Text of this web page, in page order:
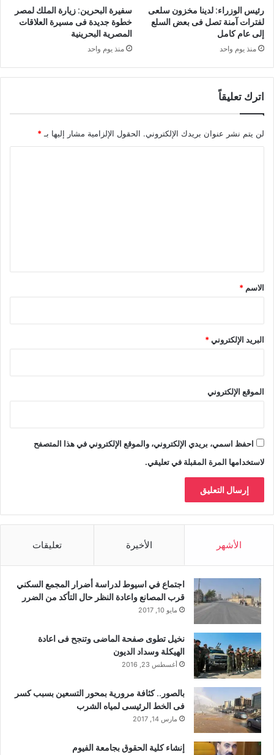
رئيس الوزراء: لدينا مخزون سلعى
لفترات آمنة تصل فى بعض السلع
إلى عام كامل
منذ يوم واحد
سفيرة البحرين: زيارة الملك لمصر
خطوة جديدة فى مسيرة العلاقات
المصرية البحرينية
منذ يوم واحد
اترك تعليقاً
لن يتم نشر عنوان بريدك الإلكتروني. الحقول الإلزامية مشار إليها بـ*
*
الاسم *
البريد الإلكتروني*
الموقع الإلكتروني
احفظ اسمي، بريدي الإلكتروني، والموقع الإلكتروني في هذا المتصفح
لاستخدامها المرة المقبلة في تعليقي.
الأشهر الأخيرة تعليقات
اجتماع في اسيوط لدراسة أضرار المجمع السكني
قرب المصانع واعادة النظر حال التأكد من الضرر
مايو 10, 2017
نخيل تطوى صفحة الماضى وتنجح فى اعادة
الهيكلة وسداد الديون
أغسطس 23, 2016
بالصور.. كثافة مرورية بمحور التسعين بسبب كسر
فى الخط الرئيسى لمياه الشرب
مارس 14, 2017
إنشاء كلية الحقوق بجامعة الفيوم